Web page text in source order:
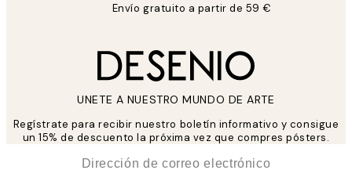
Envío gratuito a partir de 59 €
UNETE A NUESTRO MUNDO DE ARTE
Regístrate para recibir nuestro boletín informativo y consigue
un 15% de descuento la próxima vez que compres pósters.